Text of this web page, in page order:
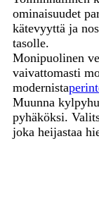
ominaisuudet
kätevyyttä ja
tasolle.
Monipuolinen
vaivattomasti
modernista
Muunna
pyhäköksi.
joka heijastaa